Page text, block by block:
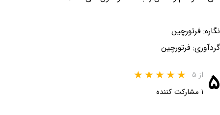
نگاره: فرتورچین
گردآوری: فرتورچین
۵ از ۵
۱ مشارکت کننده